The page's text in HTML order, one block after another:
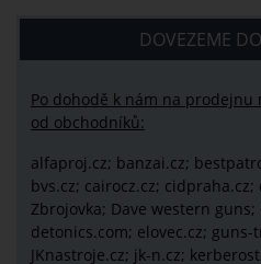
DOVEZEME
Po dohodě k nám na
od obchodníků:
alfaproj.cz; banzai.cz;
bvs.cz; cairocz.cz; cidpraha.cz;
Zbrojovka; Dave western
detonics.com; elovec.cz; guns-
JKnastroje.cz; jk-n.cz;